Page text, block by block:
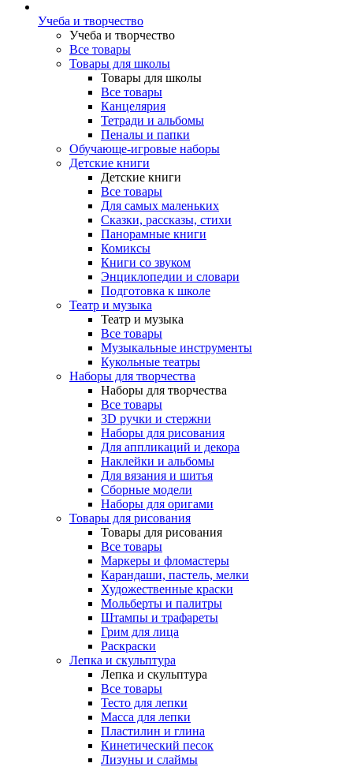
Учеба и творчество
Учеба и творчество
Все товары
Товары для школы
Товары для школы
Все товары
Канцелярия
Тетради и альбомы
Пеналы и папки
Обучающе-игровые наборы
Детские книги
Детские книги
Все товары
Для самых маленьких
Сказки, рассказы, стихи
Панорамные книги
Комиксы
Книги со звуком
Энциклопедии и словари
Подготовка к школе
Театр и музыка
Театр и музыка
Все товары
Музыкальные инструменты
Кукольные театры
Наборы для творчества
Наборы для творчества
Все товары
3D ручки и стержни
Наборы для рисования
Для аппликаций и декора
Наклейки и альбомы
Для вязания и шитья
Сборные модели
Наборы для оригами
Товары для рисования
Товары для рисования
Все товары
Маркеры и фломастеры
Карандаши, пастель, мелки
Художественные краски
Мольберты и палитры
Штампы и трафареты
Грим для лица
Раскраски
Лепка и скульптура
Лепка и скульптура
Все товары
Тесто для лепки
Масса для лепки
Пластилин и глина
Кинетический песок
Лизуны и слаймы